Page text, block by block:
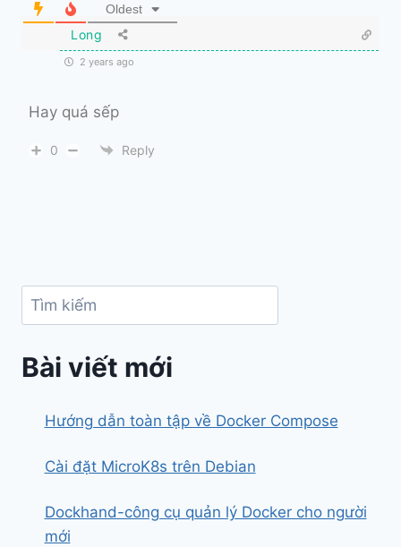
Oldest
Long
2 years ago
Hay quá sếp
0 Reply
Bài viết mới
Hướng dẫn toàn tập về Docker Compose
Cài đặt MicroK8s trên Debian
Dockhand-công cụ quản lý Docker cho người
mới